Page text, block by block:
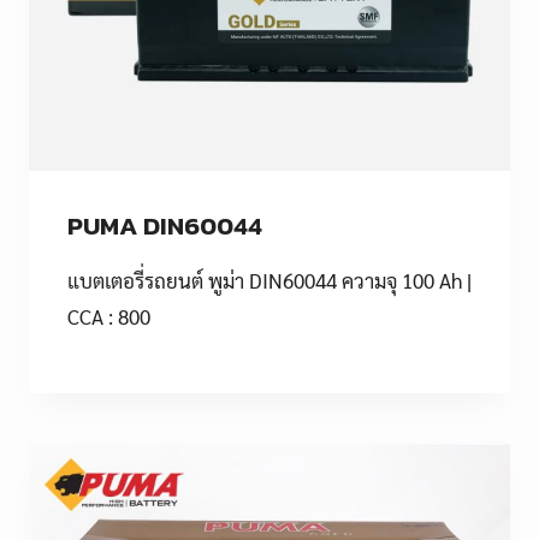
PUMA DIN60044
แบตเตอรี่รถยนต์ พูม่า DIN60044 ความจุ 100 Ah |
CCA : 800